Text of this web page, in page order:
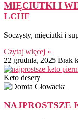
MIĘCIUTKI I
LCHF
Soczysty, mięciutki i
Czytaj więcej »
22 grudnia, 2025 Brak
Keto desery
NAJPROSTSZE